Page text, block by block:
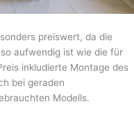
preiswert, da die
aufwendig ist wie die für
inkludierte Montage des
bei geraden
Modells.